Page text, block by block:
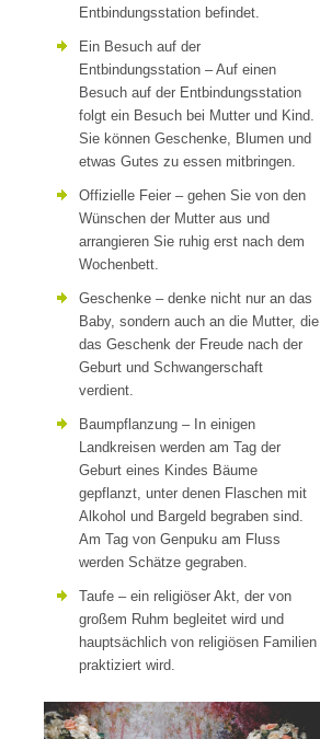
Entbindungsstation befindet.
Ein Besuch auf der
Entbindungsstation – Auf einen
Besuch auf der Entbindungsstation
folgt ein Besuch bei Mutter und Kind.
Sie können Geschenke, Blumen und
etwas Gutes zu essen mitbringen.
Offizielle Feier – gehen Sie von den
Wünschen der Mutter aus und
arrangieren Sie ruhig erst nach dem
Wochenbett.
Geschenke – denke nicht nur an das
Baby, sondern auch an die Mutter, die
das Geschenk der Freude nach der
Geburt und Schwangerschaft
verdient.
Baumpflanzung – In einigen
Landkreisen werden am Tag der
Geburt eines Kindes Bäume
gepflanzt, unter denen Flaschen mit
Alkohol und Bargeld begraben sind.
Am Tag von Genpuku am Fluss
werden Schätze gegraben.
Taufe – ein religiöser Akt, der von
großem Ruhm begleitet wird und
hauptsächlich von religiösen Familien
praktiziert wird.